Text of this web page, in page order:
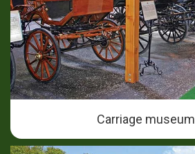
Carriage museum